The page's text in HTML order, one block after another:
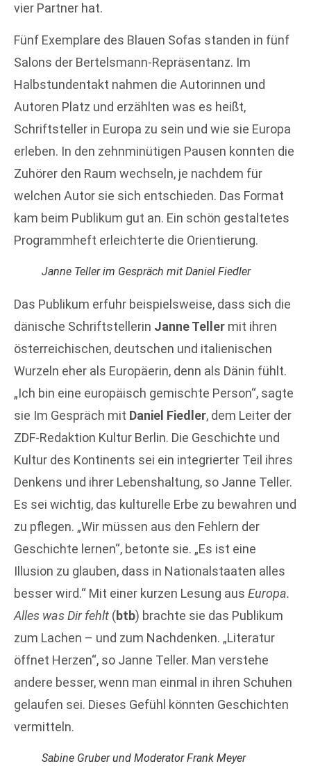
vier Partner hat.
Fünf Exemplare des Blauen Sofas standen in fünf
Salons der Bertelsmann-Repräsentanz. Im
Halbstundentakt nahmen die Autorinnen und
Autoren Platz und erzählten was es heißt,
Schriftsteller in Europa zu sein und wie sie Europa
erleben. In den zehnminütigen Pausen konnten die
Zuhörer den Raum wechseln, je nachdem für
welchen Autor sie sich entschieden. Das Format
kam beim Publikum gut an. Ein schön gestaltetes
Programmheft erleichterte die Orientierung.
Janne Teller im Gespräch mit Daniel Fiedler
Das Publikum erfuhr beispielsweise, dass sich die
dänische Schriftstellerin Janne Teller mit ihren
österreichischen, deutschen und italienischen
Wurzeln eher als Europäerin, denn als Dänin fühlt.
„Ich bin eine europäisch gemischte Person“, sagte
sie Im Gespräch mit Daniel Fiedler, dem Leiter der
ZDF-Redaktion Kultur Berlin. Die Geschichte und
Kultur des Kontinents sei ein integrierter Teil ihres
Denkens und ihrer Lebenshaltung, so Janne Teller.
Es sei wichtig, das kulturelle Erbe zu bewahren und
zu pflegen. „Wir müssen aus den Fehlern der
Geschichte lernen“, betonte sie. „Es ist eine
Illusion zu glauben, dass in Nationalstaaten alles
besser wird.“ Mit einer kurzen Lesung aus Europa.
Alles was Dir fehlt (btb) brachte sie das Publikum
zum Lachen – und zum Nachdenken. „Literatur
öffnet Herzen“, so Janne Teller. Man verstehe
andere besser, wenn man einmal in ihren Schuhen
gelaufen sei. Dieses Gefühl könnten Geschichten
vermitteln.
Sabine Gruber und Moderator Frank Meyer